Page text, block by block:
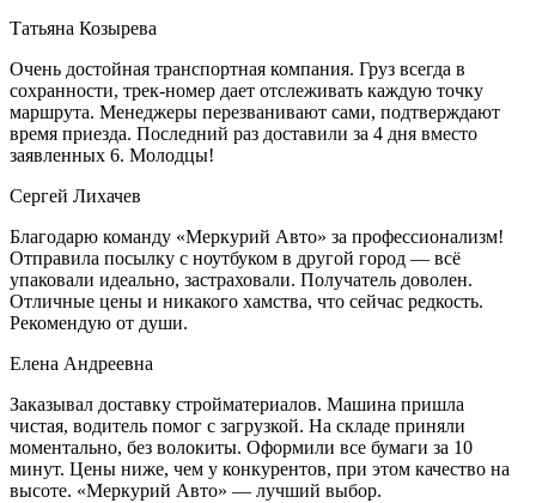
Татьяна Козырева
Очень достойная транспортная компания. Груз всегда в
сохранности, трек-номер дает отслеживать каждую точку
маршрута. Менеджеры перезванивают сами, подтверждают
время приезда. Последний раз доставили за 4 дня вместо
заявленных 6. Молодцы!
Сергей Лихачев
Благодарю команду «Меркурий Авто» за профессионализм!
Отправила посылку с ноутбуком в другой город — всё
упаковали идеально, застраховали. Получатель доволен.
Отличные цены и никакого хамства, что сейчас редкость.
Рекомендую от души.
Елена Андреевна
Заказывал доставку стройматериалов. Машина пришла
чистая, водитель помог с загрузкой. На складе приняли
моментально, без волокиты. Оформили все бумаги за 10
минут. Цены ниже, чем у конкурентов, при этом качество на
высоте. «Меркурий Авто» — лучший выбор.